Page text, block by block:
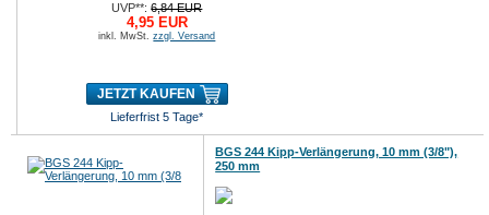
UVP**:6,84 EUR
4,95 EUR
inkl. MwSt.zzgl. Versand
JETZT KAUFEN
Lieferfrist 5 Tage*
BGS 244 Kipp-Verlängerung, 10 mm (3/8"),
250 mm